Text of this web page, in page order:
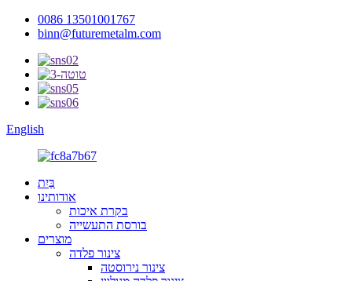
0086 13501001767
binn@futuremetalm.com
English
בַּיִת
אודותינו
בקרת איכות
בורסת התעשייה
מוצרים
צינור פלדה
צינור נירוסטה